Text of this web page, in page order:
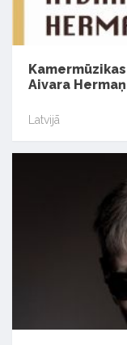
Aivara
Latvijā